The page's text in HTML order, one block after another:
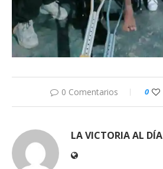
0 Comentarios 0
LA VICTORIA AL DÍA